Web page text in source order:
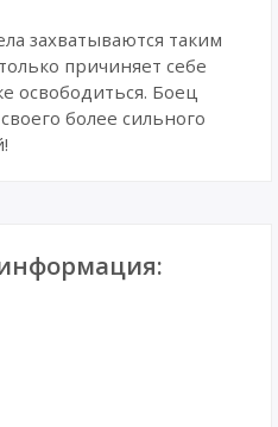
захватываются таким
причиняет себе
освободиться. Боец
более сильного